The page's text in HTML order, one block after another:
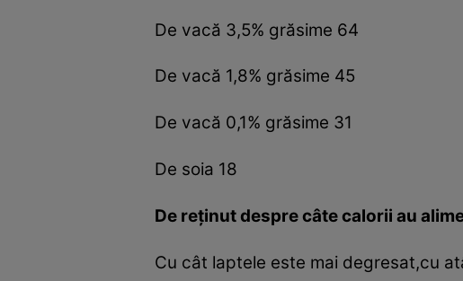
De vacă 3,5% grăsime 64
De vacă 1,8% grăsime 45
De vacă 0,1% grăsime 31
De soia 18
De reţinut despre câte calorii au
Cu cât laptele este mai degresat,cu